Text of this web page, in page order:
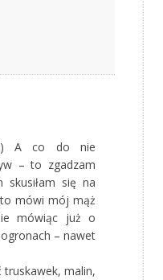
:) A co do nie
– to zgadzam
skusiłam się na
mówi mój mąż
mówiąc już o
– nawet
truskawek, malin,